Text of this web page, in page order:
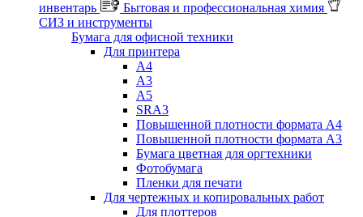
инвентарь
Бытовая и профессиональная химия
СИЗ и инструменты
Бумага для офисной техники
Для принтера
А4
А3
А5
SRA3
Повышенной плотности формата А4
Повышенной плотности формата А3
Бумага цветная для оргтехники
Фотобумага
Пленки для печати
Для чертежных и копировальных работ
Для плоттеров